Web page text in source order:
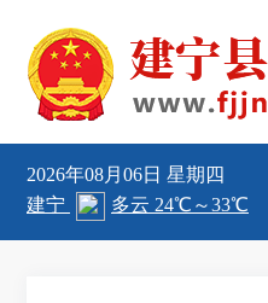
2026年08月06日 星期四